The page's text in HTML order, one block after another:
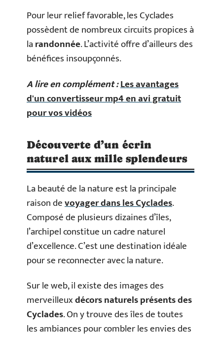
Pour leur relief favorable, les Cyclades
possèdent de nombreux circuits propices à
larandonnée. L’activité offre d’ailleurs des
bénéfices insoupçonnés.
A lire en complément :Les avantages
d'un convertisseur mp4 en avi gratuit
pour vos vidéos
Découverte d’un écrin
naturel aux mille splendeurs
La beauté de la nature est la principale
raison devoyager dans les Cyclades.
Composé de plusieurs dizaines d’îles,
l’archipel constitue un cadre naturel
d’excellence. C’est une destination idéale
pour se reconnecter avec la nature.
Sur le web, il existe des images des
merveilleuxdécors naturels présents des
Cyclades. On y trouve des îles de toutes
les ambiances pour combler les envies des